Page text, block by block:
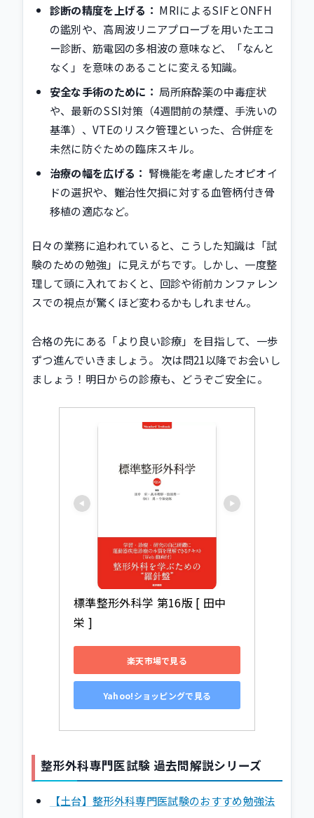
診断の精度を上げる： MRIによるSIFとONFH
の鑑別や、高周波リニアプローブを用いたエコ
ー診断、筋電図の多相波の意味など、「なんと
なく」を意味のあることに変える知識。
安全な手術のために： 局所麻酔薬の中毒症状
や、最新のSSI対策（4週間前の禁煙、手洗いの
基準）、VTEのリスク管理といった、合併症を
未然に防ぐための臨床スキル。
治療の幅を広げる： 腎機能を考慮したオピオイ
ドの選択や、難治性欠損に対する血管柄付き骨
移植の適応など。
日々の業務に追われていると、こうした知識は「試
験のための勉強」に見えがちです。しかし、一度整
理して頭に入れておくと、回診や術前カンファレン
スでの視点が驚くほど変わるかもしれません。
合格の先にある「より良い診療」を目指して、一歩
ずつ進んでいきましょう。 次は問21以降でお会いし
ましょう！明日からの診療も、どうぞご安全に。
標準整形外科学 第16版 [ 田中
栄 ]
楽天市場で見る
Yahoo!ショッピングで見る
整形外科専門医試験 過去問解説シリーズ
【土台】整形外科専門医試験のおすすめ勉強法